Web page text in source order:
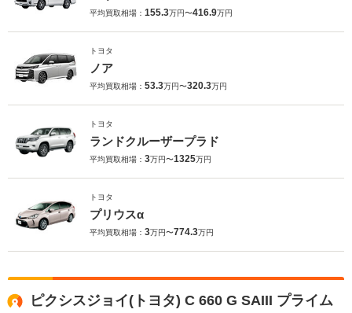
平均買取相場： 155.3万円〜416.9万円
トヨタ
ノア
平均買取相場： 53.3万円〜320.3万円
トヨタ
ランドクルーザープラド
平均買取相場： 3万円〜1325万円
トヨタ
プリウスα
平均買取相場： 3万円〜774.3万円
ピクシスジョイ(トヨタ) C 660 G SAIII プライム